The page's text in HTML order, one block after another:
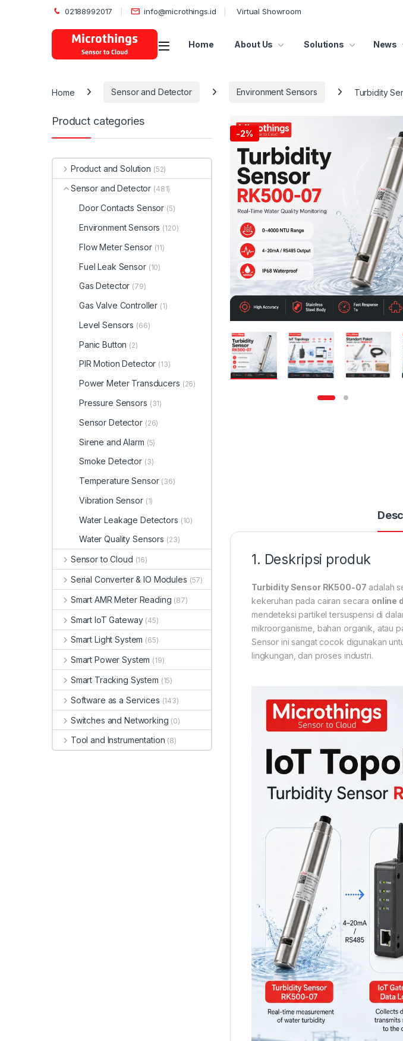
02188992017 info@microthings.id Virtual Showroom
Open Home About Us Solutions News
Home Sensor and Detector Environment Sensors Turbidity
-2%
1. Deskripsi produk
Turbidity Sensor RK500-07 adalah
kekeruhan pada cairan secara online
mendeteksi partikel tersuspensi di
mikroorganisme, bahan organik, atau
Sensor ini sangat cocok digunakan
lingkungan, dan proses industri.
Product categories
Product and Solution (52)
Sensor and Detector (481)
Door Contacts Sensor (5)
Environment Sensors (120)
Flow Meter Sensor (11)
Fuel Leak Sensor (10)
Gas Detector (79)
Gas Valve Controller (1)
Level Sensors (66)
Panic Button (2)
PIR Motion Detector (13)
Power Meter Transducers (26)
Pressure Sensors (31)
Sensor Detector (26)
Sirene and Alarm (5)
Smoke Detector (3)
Temperature Sensor (36)
Vibration Sensor (1)
Water Leakage Detectors (10)
Water Quality Sensors (23)
Sensor to Cloud (16)
Serial Converter & IO Modules (57)
Smart AMR Meter Reading (87)
Smart IoT Gateway (45)
Smart Light System (65)
Smart Power System (19)
Smart Tracking System (15)
Software as a Services (143)
Switches and Networking (0)
Tool and Instrumentation (8)